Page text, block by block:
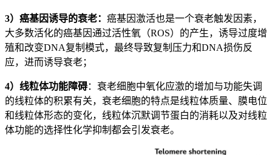
3）癌基因诱导的衰老： 癌基因激活也是一个衰老触发因素，
大多数活化的癌基因通过活性氧（ROS）的产生，诱导过度增
殖和改变DNA复制模式，最终导致复制压力和DNA损伤反
应，进而诱导衰老；
4）线粒体功能障碍：衰老细胞中氧化应激的增加与功能失调
的线粒体的积累有关，衰老细胞的特点是线粒体质量、膜电位
和线粒体形态的变化，线粒体沉默调节蛋白的消耗以及对线粒
体功能的选择性化学抑制都会引发衰老。